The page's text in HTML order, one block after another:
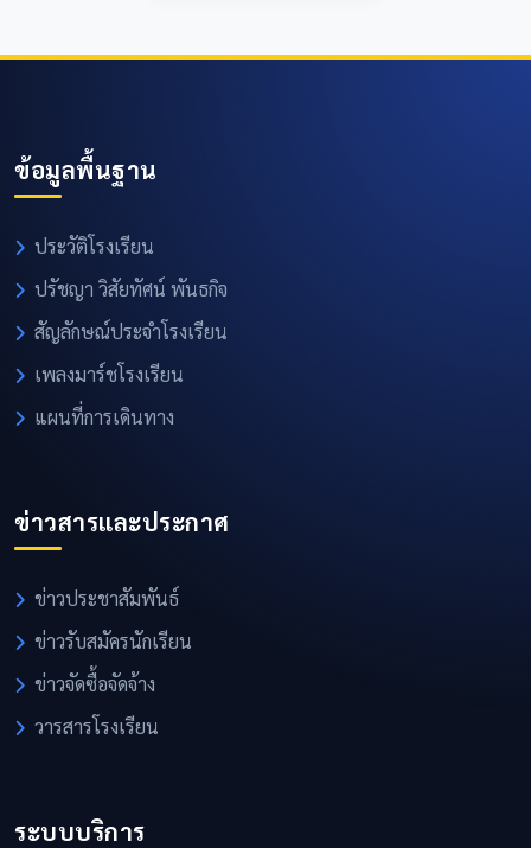
ข้อมูลพื้นฐาน
ประวัติโรงเรียน
ปรัชญา วิสัยทัศน์ พันธกิจ
สัญลักษณ์ประจำโรงเรียน
เพลงมาร์ชโรงเรียน
แผนที่การเดินทาง
ข่าวสารและประกาศ
ข่าวประชาสัมพันธ์
ข่าวรับสมัครนักเรียน
ข่าวจัดซื้อจัดจ้าง
วารสารโรงเรียน
ระบบบริการ